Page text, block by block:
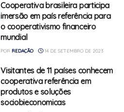
Cooperativa brasileira participa
imersão em país referência para
o cooperativismo financeiro
mundial
POR REDAÇÃO 14 DE SETEMBRO DE 2023
Visitantes de 11 países conhecem
cooperativa referência em
produtos e soluções
sociobieconomicas